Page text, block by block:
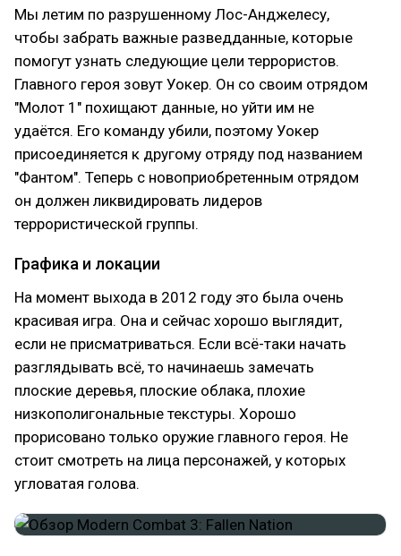
Мы летим по разрушенному Лос-Анджелесу,
чтобы забрать важные разведданные, которые
помогут узнать следующие цели террористов.
Главного героя зовут Уокер. Он со своим отрядом
"Молот 1" похищают данные, но уйти им не
удаётся. Его команду убили, поэтому Уокер
присоединяется к другому отряду под названием
"Фантом". Теперь с новоприобретенным отрядом
он должен ликвидировать лидеров
террористической группы.
Графика и локации
На момент выхода в 2012 году это была очень
красивая игра. Она и сейчас хорошо выглядит,
если не присматриваться. Если всё-таки начать
разглядывать всё, то начинаешь замечать
плоские деревья, плоские облака, плохие
низкополигональные текстуры. Хорошо
прорисовано только оружие главного героя. Не
стоит смотреть на лица персонажей, у которых
угловатая голова.